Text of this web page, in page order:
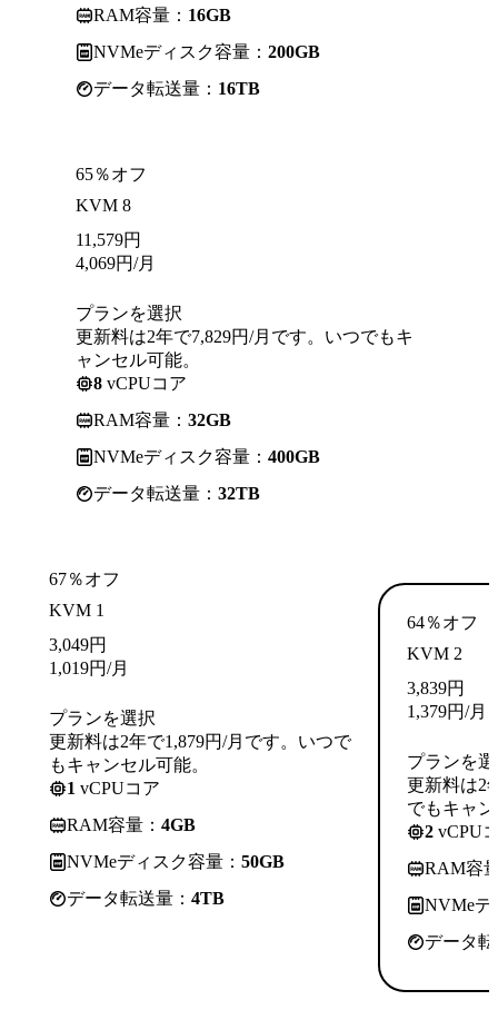
RAM容量： 16GB
NVMeディスク容量： 200GB
データ転送量： 16TB
65％オフ
KVM 8
11,579円
4,069円/月
プランを選択
更新料は2年で7,829円/月です。いつでもキ
ャンセル可能。
8 vCPUコア
RAM容量： 32GB
NVMeディスク容量： 400GB
データ転送量： 32TB
67％オフ
KVM 1
3,049円
1,019円/月
プランを選択
更新料は2年で1,879円/月です。いつで
もキャンセル可能。
1 vCPUコア
RAM容量： 4GB
NVMeディスク容量： 50GB
データ転送量： 4TB
64％オフ
KVM 2
3,839円
1,379円/月
プランを
更新料は2
でもキャ
2 vCPU
RAM容
NVMeデ
データ